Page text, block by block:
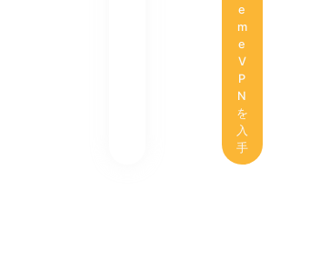
e
m
e
V
P
N
を
入
手